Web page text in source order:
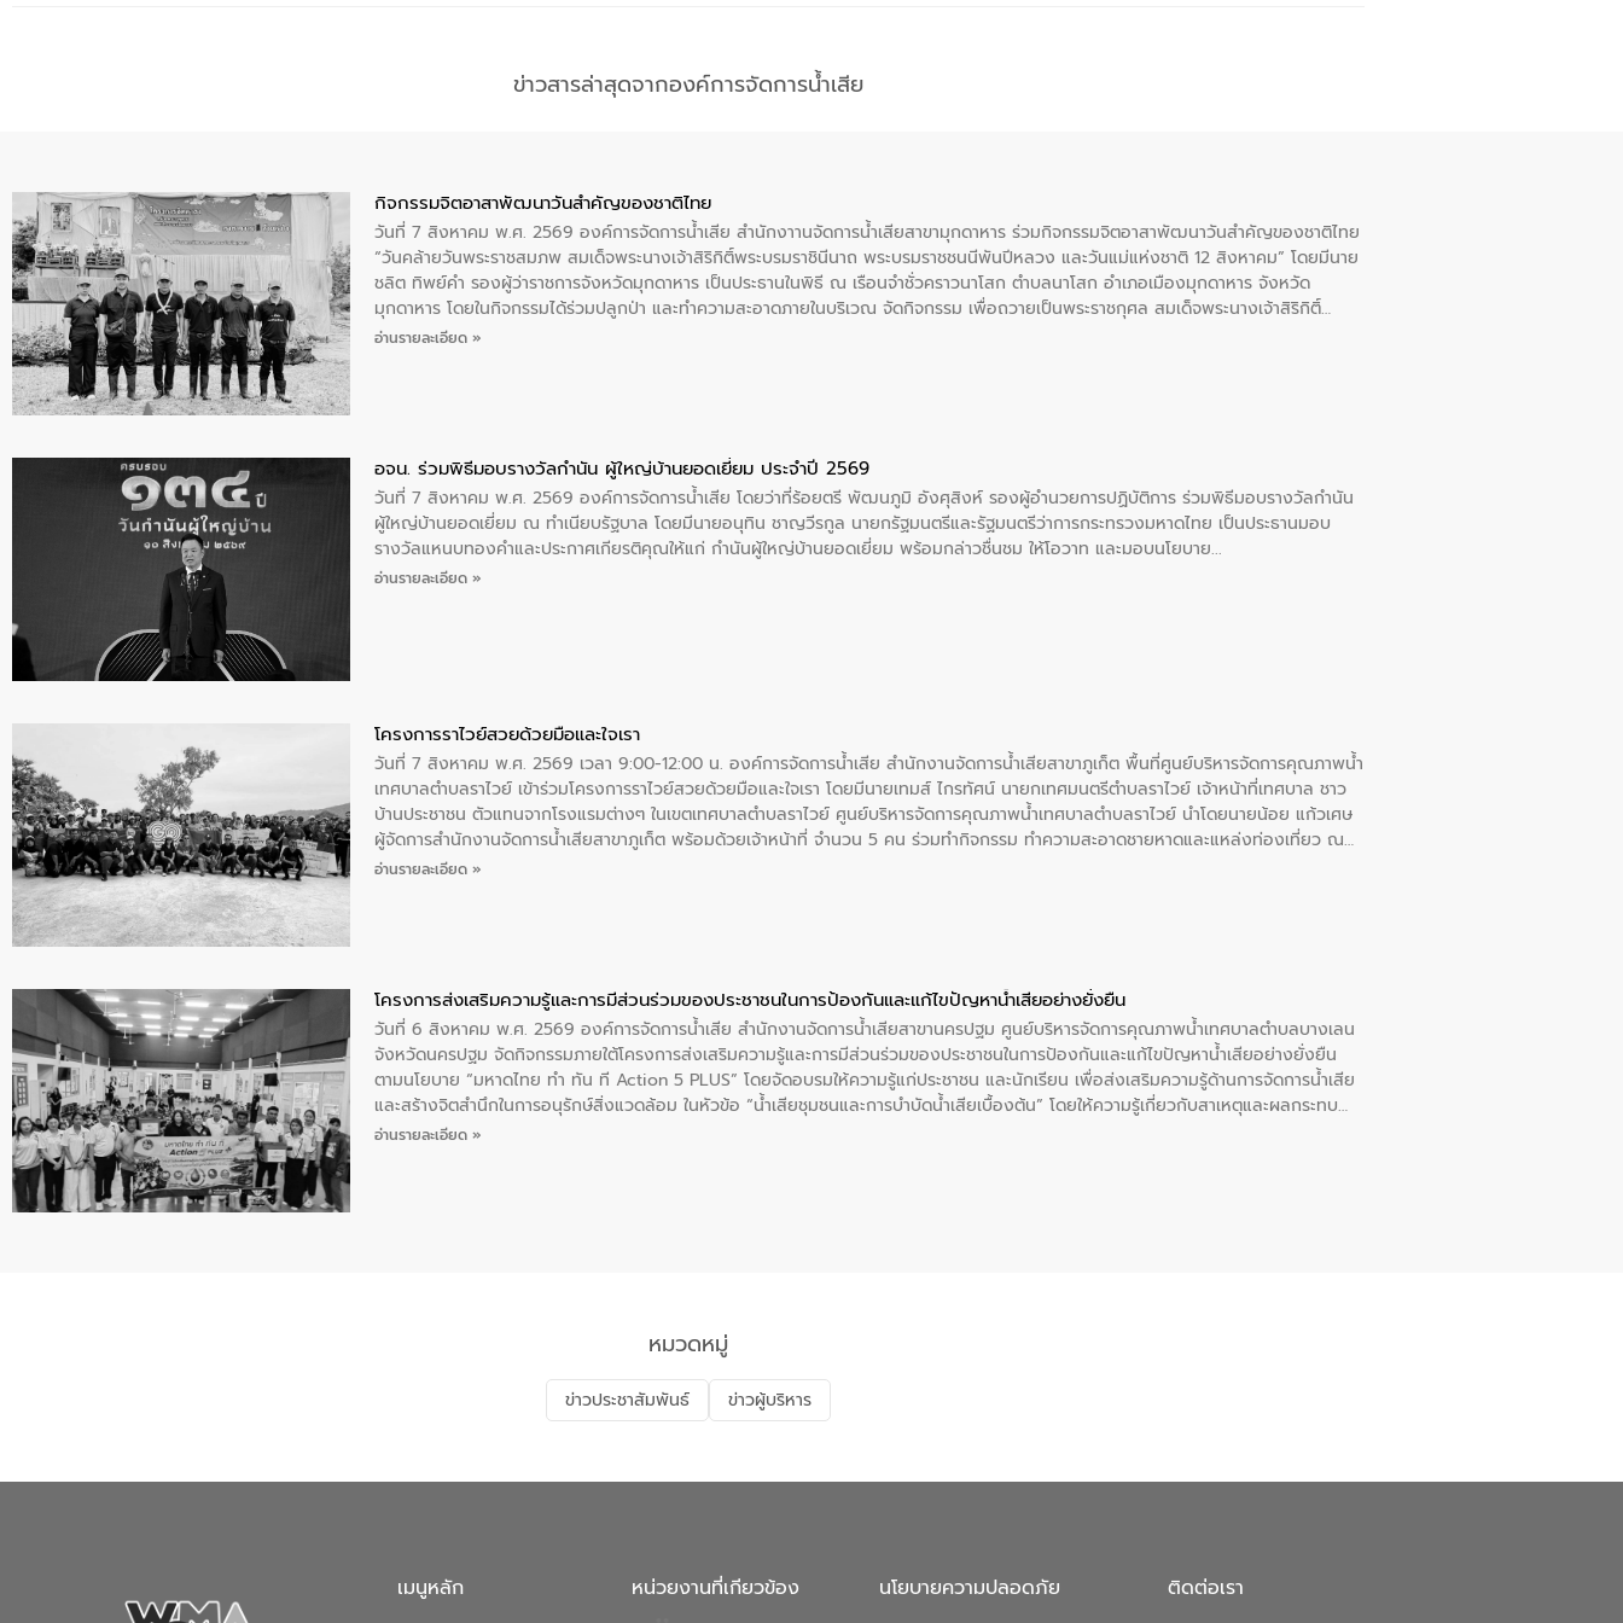
ข่าวสารล่าสุดจากองค์การจัดการน้ำเสีย
กิจกรรมจิตอาสาพัฒนาวันสําคัญของชาติไทย
วันที่ 7 สิงหาคม พ.ศ. 2569 องค์การจัดการน้ำเสีย สำนักงาานจัดการน้ำเสียสาขามุกดาหาร ร่วมกิจกรรมจิตอาสาพัฒนาวันสําคัญของชาติไทย
“วันคล้ายวันพระราชสมภพ สมเด็จพระนางเจ้าสิริกิติ์พระบรมราชินีนาถ พระบรมราชชนนีพันปีหลวง และวันแม่แห่งชาติ 12 สิงหาคม” โดยมีนาย
ชลิต ทิพย์คำ รองผู้ว่าราชการจังหวัดมุกดาหาร เป็นประธานในพิธี ณ เรือนจําชั่วคราวนาโสก ตําบลนาโสก อําเภอเมืองมุกดาหาร จังหวัด
มุกดาหาร โดยในกิจกรรมได้ร่วมปลูกป่า และทําความสะอาดภายในบริเวณ จัดกิจกรรม เพื่อถวายเป็นพระราชกุศล สมเด็จพระนางเจ้าสิริกิติ์
พระบรมราชินีนาถ พระบรมราชชนนีพันปีหลวง พร้อมถวายสัจปฏิญาณ ทำความดีด้วยหัวใจ
อ่านรายละเอียด »
อจน. ร่วมพิธีมอบรางวัลกำนัน ผู้ใหญ่บ้านยอดเยี่ยม ประจำปี 2569
วันที่ 7 สิงหาคม พ.ศ. 2569 องค์การจัดการน้ำเสีย โดยว่าที่ร้อยตรี พัฒนภูมิ อังศุสิงห์ รองผู้อำนวยการปฏิบัติการ ร่วมพิธีมอบรางวัลกำนัน
ผู้ใหญ่บ้านยอดเยี่ยม ณ ทำเนียบรัฐบาล โดยมีนายอนุทิน ชาญวีรกูล นายกรัฐมนตรีและรัฐมนตรีว่าการกระทรวงมหาดไทย เป็นประธานมอบ
รางวัลแหนบทองคำและประกาศเกียรติคุณให้แก่ กำนันผู้ใหญ่บ้านยอดเยี่ยม พร้อมกล่าวชื่นชม ให้โอวาท และมอบนโยบาย
อ่านรายละเอียด »
โครงการราไวย์สวยด้วยมือและใจเรา
วันที่ 7 สิงหาคม พ.ศ. 2569 เวลา 9:00-12:00 น. องค์การจัดการน้ำเสีย สำนักงานจัดการน้ำเสียสาขาภูเก็ต พื้นที่ศูนย์บริหารจัดการคุณภาพน้ำ
เทศบาลตำบลราไวย์ เข้าร่วมโครงการราไวย์สวยด้วยมือและใจเรา โดยมีนายเทมส์ ไกรทัศน์ นายกเทศมนตรีตำบลราไวย์ เจ้าหน้าที่เทศบาล ชาว
บ้านประชาชน ตัวแทนจากโรงแรมต่างๆ ในเขตเทศบาลตำบลราไวย์ ศูนย์บริหารจัดการคุณภาพน้ำเทศบาลตำบลราไวย์ นำโดยนายน้อย แก้วเศษ
ผู้จัดการสำนักงานจัดการน้ำเสียสาขาภูเก็ต พร้อมด้วยเจ้าหน้าที่ จำนวน 5 คน ร่วมทำกิจกรรม ทำความสะอาดชายหาดและแหล่งท่องเที่ยว ณ
บริเวณแหลมพรหมเทพ หมู่ที่ 6 ตำบลราไวย์ อำเภอเมือง จังหวัดภูเก็ต
อ่านรายละเอียด »
โครงการส่งเสริมความรู้และการมีส่วนร่วมของประชาชนในการป้องกันและแก้ไขปัญหาน้ำเสียอย่างยั่งยืน
วันที่ 6 สิงหาคม พ.ศ. 2569 องค์การจัดการน้ำเสีย สำนักงานจัดการน้ำเสียสาขานครปฐม ศูนย์บริหารจัดการคุณภาพน้ำเทศบาลตำบลบางเลน
จังหวัดนครปฐม จัดกิจกรรมภายใต้โครงการส่งเสริมความรู้และการมีส่วนร่วมของประชาชนในการป้องกันและแก้ไขปัญหาน้ำเสียอย่างยั่งยืน
ตามนโยบาย “มหาดไทย ทำ ทัน ที Action 5 PLUS” โดยจัดอบรมให้ความรู้แก่ประชาชน และนักเรียน เพื่อส่งเสริมความรู้ด้านการจัดการน้ำเสีย
และสร้างจิตสำนึกในการอนุรักษ์สิ่งแวดล้อม ในหัวข้อ “น้ำเสียชุมชนและการบำบัดน้ำเสียเบื้องต้น” โดยให้ความรู้เกี่ยวกับสาเหตุและผลกระทบ
ของน้ำเสีย แนวทางการลดการเกิดน้ำเสียจากแหล่งกำเนิด การบำบัดน้ำเสียเบื้องต้นในครัวเรือน ณ เทศบาลตำบลบางเลน จังหวัดนครปฐม
อ่านรายละเอียด »
หมวดหมู่
ข่าวประชาสัมพันธ์ ข่าวผู้บริหาร
เมนูหลัก หน่วยงานที่เกียวข้อง นโยบายความปลอดภัย ติดต่อเรา